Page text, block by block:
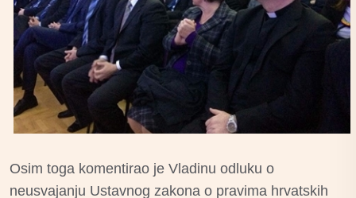
Osim toga komentirao je Vladinu odluku o
neusvajanju Ustavnog zakona o pravima hrvatskih